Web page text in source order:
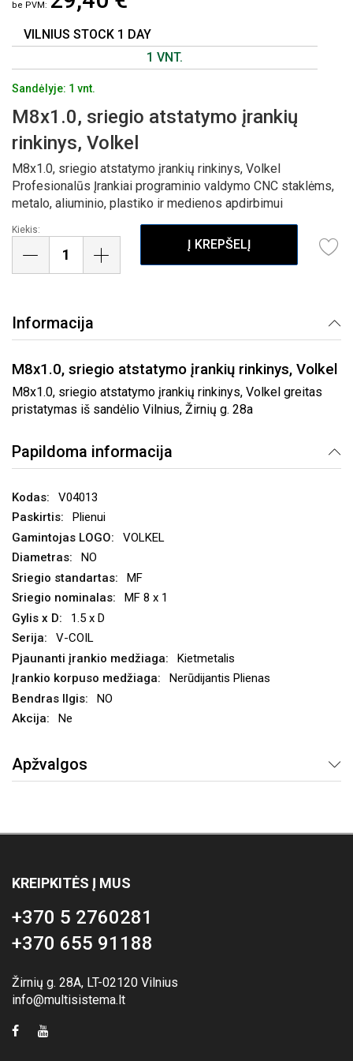
PRADŽIĄ
VILNIUS STOCK 1 DAY
1 VNT.
Sandėlyje: 1 vnt.
M8x1.0, sriegio atstatymo įrankių
rinkinys, Volkel
M8x1.0, sriegio atstatymo įrankių rinkinys, Volkel
Profesionalūs Įrankiai programinio valdymo CNC staklėms,
metalo, aliuminio, plastiko ir medienos apdirbimui
Kiekis:
Į KREPŠELĮ
Informacija
M8x1.0, sriegio atstatymo įrankių rinkinys, Volkel
M8x1.0, sriegio atstatymo įrankių rinkinys, Volkel greitas
pristatymas iš sandėlio Vilnius, Žirnių g. 28a
Papildoma informacija
V04013
Plienui
VOLKEL
NO
MF
MF 8 x 1
1.5 x D
V-COIL
Kietmetalis
Nerūdijantis Plienas
NO
Ne
Apžvalgos
KREIPKITĖS Į MUS
+370 5 2760281
+370 655 91188
Žirnių g. 28A, LT-02120 Vilnius
info@multisistema.lt